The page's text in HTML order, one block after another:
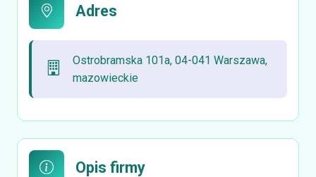
Adres
Ostrobramska 101a, 04-041 Warszawa,
mazowieckie
Opis firmy